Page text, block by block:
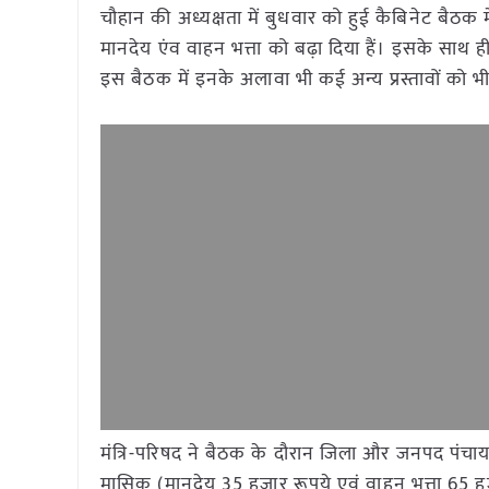
चौहान की अध्यक्षता में बुधवार को हुई कैबिनेट बैठक
मानदेय एंव वाहन भत्ता को बढ़ा दिया हैं। इसके साथ
इस बैठक में इनके अलावा भी कई अन्य प्रस्तावों को
मंत्रि-परिषद ने बैठक के दौरान जिला और जनपद